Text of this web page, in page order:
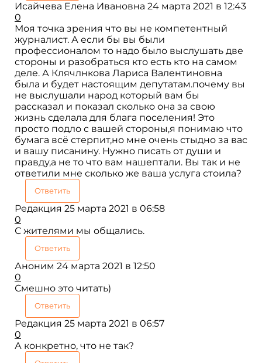
Исайчева Елена Ивановна 24 марта 2021 в 12:43
0
Моя точка зрения что вы не компетентный
журналист. А если бы вы были
профессионалом то надо было выслушать две
стороны и разобраться кто есть кто на самом
деле. А Клячлнкова Лариса Валентиновна
была и будет настоящим депутатам.почему вы
не выслушали народ который вам бы
рассказал и показал сколько она за свою
жизнь сделала для блага поселения! Это
просто подло с вашей стороны,я понимаю что
бумага всё стерпит,но мне очень стыдно за вас
и вашу писанину. Нужно писать от души и
правду,а не то что вам нашептали. Вы так и не
ответили мне сколько же ваша услуга стоила?
Ответить
Редакция 25 марта 2021 в 06:58
0
С жителями мы общались.
Ответить
Аноним 24 марта 2021 в 12:50
0
Смешно это читать)
Ответить
Редакция 25 марта 2021 в 06:57
0
А конкретно, что не так?